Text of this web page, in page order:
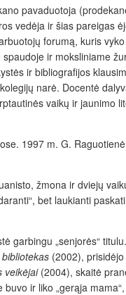
pavaduotoja
vedėja ir šias pareigas
forumą, kuris
ir moksliniame
ir bibliografijos
narė. Docentė
vaikų ir jaunimo
1997 m. G.
žmona ir dviejų
bet laukianti
garbingu „senjorės“
(2002),
veikėjai(2004), skaitė
ir liko „gerąja